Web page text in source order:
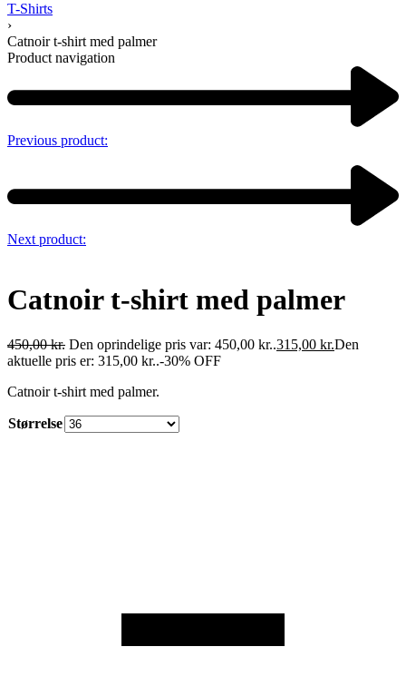
T-Shirts
›
Catnoir t-shirt med palmer
Product navigation
Previous product:
Next product:
Catnoir t-shirt med palmer
450,00kr. Den oprindelige pris var: 450,00 kr..315,00 kr.Den
aktuelle pris er: 315,00 kr..-30% OFF
Catnoir t-shirt med palmer.
Størrelse